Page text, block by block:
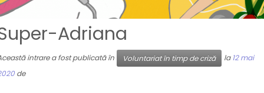
Adriana
intrare a fost publicată în Voluntariat în timp de criză la12 mai
de